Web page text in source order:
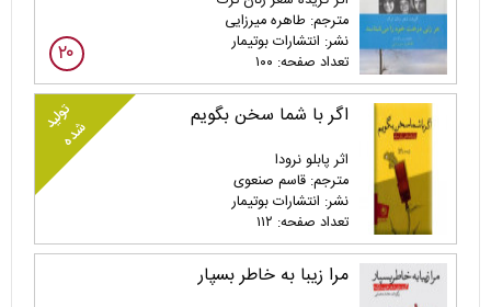
مترجم: طاهره میرزایی
نشر: انتشارات بوتیمار
تعداد صفحه: ۱۰۰
۲۰
اگر با شما سخن بگویم
اثر پابلو نرودا
مترجم: قاسم صنعوی
نشر: انتشارات بوتیمار
تعداد صفحه: ۱۱۲
تولید
شده
مرا زیبا به خاطر بسپار